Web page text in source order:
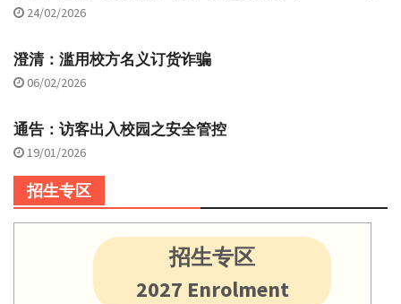
24/02/2026
澄清：滥用校方名义订货诈骗
06/02/2026
通告：访客出入校园之安全管控
19/01/2026
招生专区
招生专区
2027 Enrolment